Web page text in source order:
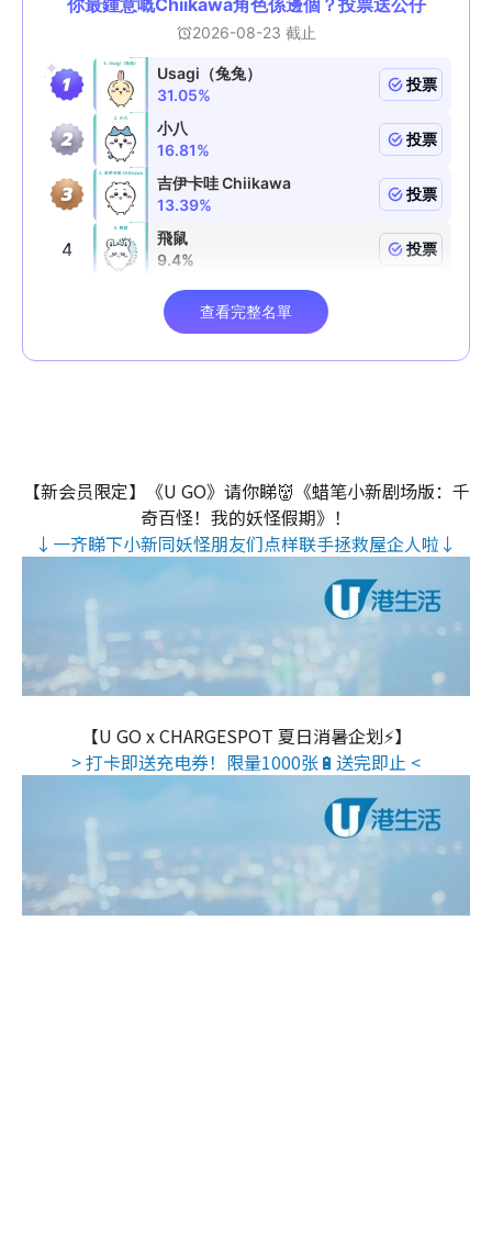
【新会员限定】《U GO》请你睇👹《蜡笔小新剧场版：千
奇百怪！我的妖怪假期》！
↓一齐睇下小新同妖怪朋友们点样联手拯救屋企人啦↓
【U GO x CHARGESPOT 夏日消暑企划⚡】
> 打卡即送充电券！限量1000张🔋送完即止 <